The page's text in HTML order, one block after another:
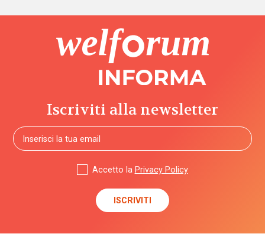
Iscriviti alla newsletter
Accetto la Privacy Policy